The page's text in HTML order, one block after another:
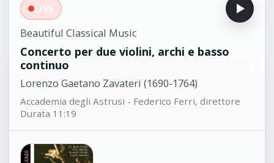
LIVE
Beautiful Classical Music
Concerto per due violini, archi e basso
continuo
Lorenzo Gaetano Zavateri (1690-1764)
Accademia degli Astrusi - Federico Ferri, direttore
Durata 11:19